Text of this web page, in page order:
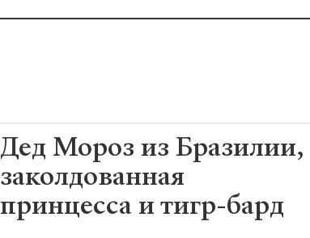
Дед Мороз из Бразилии,
заколдованная
принцесса и тигр-бард